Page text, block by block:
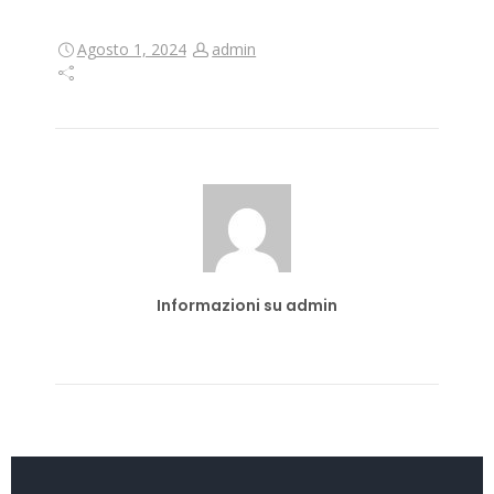
Agosto 1, 2024 admin
Informazioni su admin